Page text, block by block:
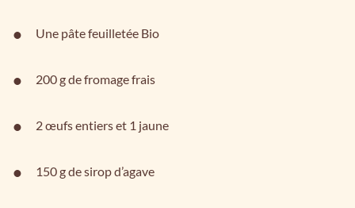
Une pâte feuilletée Bio
200 g de fromage frais
2 œufs entiers et 1 jaune
150 g de sirop d’agave